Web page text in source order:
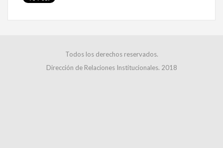
Todos los derechos reservados.
Dirección de Relaciones Institucionales. 2018